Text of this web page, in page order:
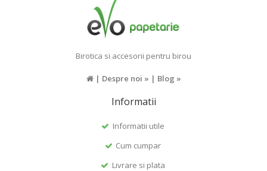
Birotica si accesorii pentru birou
| Despre noi » | Blog »
Informatii
Informatii utile
Cum cumpar
Livrare si plata